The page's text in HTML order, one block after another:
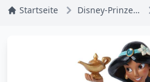
Startseite Disney-Prinzessinnen